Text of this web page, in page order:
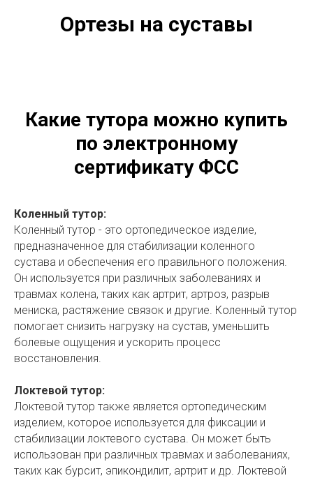
Ортезы на суставы
Какие тутора можно купить
по электронному
сертификату ФСС
Коленный тутор:
Коленный тутор - это ортопедическое изделие,
предназначенное для стабилизации коленного
сустава и обеспечения его правильного положения.
Он используется при различных заболеваниях и
травмах колена, таких как артрит, артроз, разрыв
мениска, растяжение связок и другие. Коленный тутор
помогает снизить нагрузку на сустав, уменьшить
болевые ощущения и ускорить процесс
восстановления.
Локтевой тутор:
Локтевой тутор также является ортопедическим
изделием, которое используется для фиксации и
стабилизации локтевого сустава. Он может быть
использован при различных травмах и заболеваниях,
таких как бурсит, эпикондилит, артрит и др. Локтевой